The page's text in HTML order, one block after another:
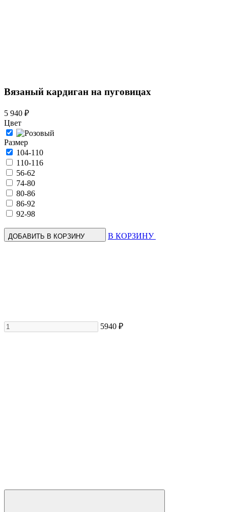
Вязаный кардиган на пуговицах
5 940 ₽
Цвет
Размер
104-110
110-116
56-62
74-80
80-86
86-92
92-98
ДОБАВИТЬ В КОРЗИНУ В КОРЗИНУ
5940 ₽